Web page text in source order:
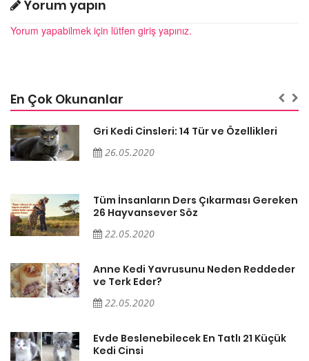
Yorum yapın
Yorum yapabilmek için lütfen giriş yapınız.
En Çok Okunanlar
Gri Kedi Cinsleri: 14 Tür ve Özellikleri
26.05.2020
Tüm İnsanların Ders Çıkarması Gereken
26 Hayvansever Söz
22.05.2020
Anne Kedi Yavrusunu Neden Reddeder
ve Terk Eder?
22.05.2020
Evde Beslenebilecek En Tatlı 21 Küçük
Kedi Cinsi